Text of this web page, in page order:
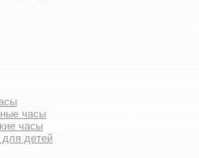
часы
часы
детей